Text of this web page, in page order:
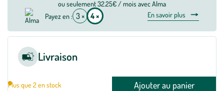
ou seulement 32.25€ / mois avec Alma
Payez en : 3 × 4 × En savoir plus
Livraison
Plus que 2 en stock Ajouter au panier